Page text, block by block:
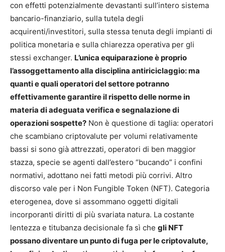
con effetti potenzialmente devastanti sull’intero sistema
bancario-finanziario, sulla tutela degli
acquirenti/investitori, sulla stessa tenuta degli impianti di
politica monetaria e sulla chiarezza operativa per gli
stessi exchanger. L’unica equiparazione è proprio
l’assoggettamento alla disciplina antiriciclaggio: ma
quanti e quali operatori del settore potranno
effettivamente garantire il rispetto delle norme in
materia di adeguata verifica e segnalazione di
operazioni sospette? Non è questione di taglia: operatori
che scambiano criptovalute per volumi relativamente
bassi si sono già attrezzati, operatori di ben maggior
stazza, specie se agenti dall’estero “bucando” i confini
normativi, adottano nei fatti metodi più corrivi. Altro
discorso vale per i Non Fungible Token (NFT). Categoria
eterogenea, dove si assommano oggetti digitali
incorporanti diritti di più svariata natura. La costante
lentezza e titubanza decisionale fa sì che gli NFT
possano diventare un punto di fuga per le criptovalute,